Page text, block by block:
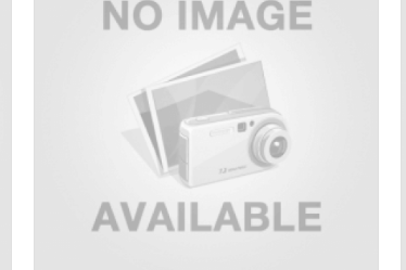
Kích thước: 300 x 300 x 32 mm
Tiết kiệm điện, giảm mỏi mắt, bền bỉ